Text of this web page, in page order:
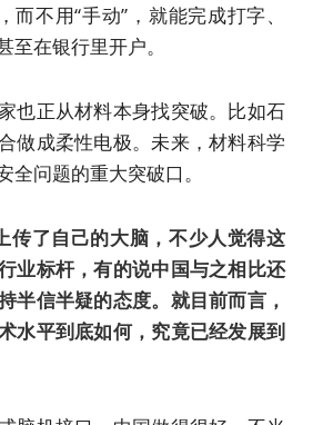
而不用“手动”，就能完成打字、
至在银行里开户。
也正从材料本身找突破。比如石
做成柔性电极。未来，材料科学
全问题的重大突破口。
传了自己的大脑，不少人觉得这
业标杆，有的说中国与之相比还
半信半疑的态度。就目前而言，
水平到底如何，究竟已经发展到